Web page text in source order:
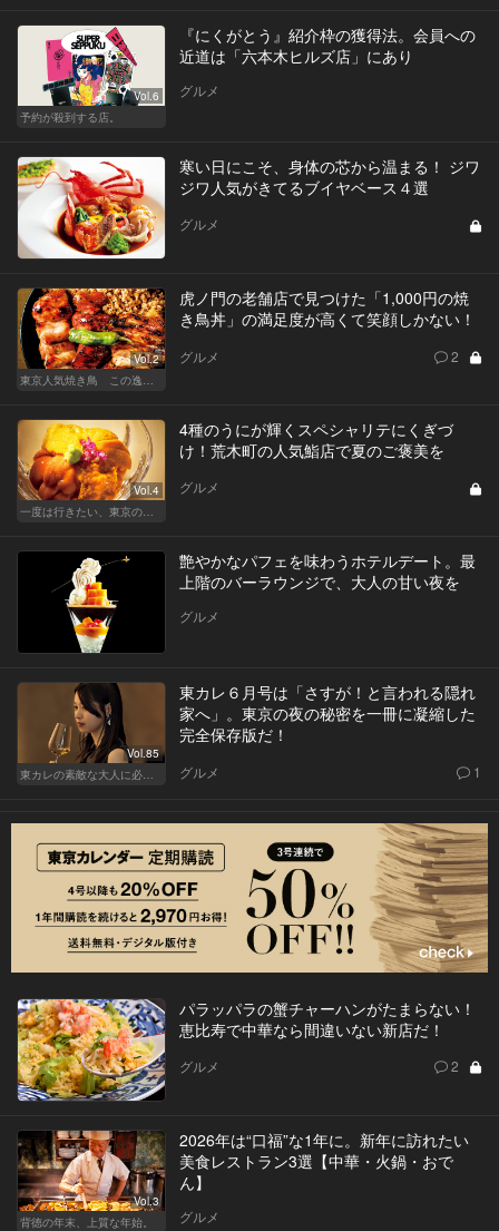
Vol.6
予約が殺到する店。
『にくがとう』紹介枠の獲得法。会員への
近道は「六本木ヒルズ店」にあり
グルメ
寒い日にこそ、身体の芯から温まる！ ジワ
ジワ人気がきてるブイヤベース４選
グルメ
Vol.2
東京人気焼き鳥 この逸品を食べに行きたい
虎ノ門の老舗店で見つけた「1,000円の焼
き鳥丼」の満足度が高くて笑顔しかない！
グルメ 2
Vol.4
一度は行きたい、東京の鮨の名店
4種のうにが輝くスペシャリテにくぎづ
け！荒木町の人気鮨店で夏のご褒美を
グルメ
艶やかなパフェを味わうホテルデート。最
上階のバーラウンジで、大人の甘い夜を
グルメ
Vol.85
東カレの素敵な大人に必要なこと
東カレ６月号は「さすが！と言われる隠れ
家へ」。東京の夜の秘密を一冊に凝縮した
完全保存版だ！
グルメ 1
パラッパラの蟹チャーハンがたまらない！
恵比寿で中華なら間違いない新店だ！
グルメ 2
Vol.3
背徳の年末、上質な年始。
2026年は“口福”な1年に。新年に訪れたい
美食レストラン3選【中華・火鍋・おで
ん】
グルメ